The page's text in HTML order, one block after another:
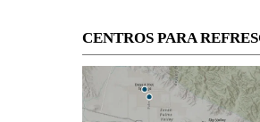
CENTROS PARA